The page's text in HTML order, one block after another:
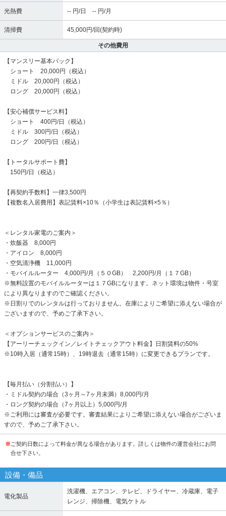
光熱費 -- 円/日 -- 円/月
清掃費 45,000円/回(契約時)
その他費用
【マンスリー基本パック】
ショート 20,000円（税込）
ミドル 20,000円（税込）
ロング 20,000円（税込）
【安心補償サービス料】
ショート 400円/日（税込）
ミドル 300円/日（税込）
ロング 200円/日（税込）
【トータルサポート費】
150円/日（税込）
【再契約手数料】一律3,500円
【複数名入居費用】表記賃料×10％（小学生は表記賃料×5％）
＜レンタル家電のご案内＞
・炊飯器 8,000円
・アイロン 8,000円
・空気清浄機 11,000円
・モバイルルーター 4,000円/月（５０GB） 2,200円/月（１７GB）
※無料設置のモバイルルーターは１７GBになります。ネット環境は物件・号室
により異なりますのでご確認ください。
※日割りでのレンタルは行っておりません。在庫によりご希望に添えない場合が
ございますので、予めご了承下さい。
＜オプションサービスのご案内＞
【アーリーチェックイン／レイトチェックアウト料金】日割賃料の50%
※10時入居（通常15時）、19時退去（通常15時）に変更できるプランです。
【毎月払い（分割払い）】
・ミドル契約の場合（3ヶ月～7ヶ月未満）8,000円/月
・ロング契約の場合（7ヶ月以上）5,000円/月
※ご利用には審査が必要です。審査結果によりご希望に添えない場合がございま
すので、予めご了承下さい。
※ ご契約日数によって料金が異なる場合があります。詳しくは物件の運営会社にお問
合せ下さい。
設備・備品
電化製品
洗濯機、エアコン、テレビ、ドライヤー、冷蔵庫、電子
レンジ、掃除機、電気ケトル